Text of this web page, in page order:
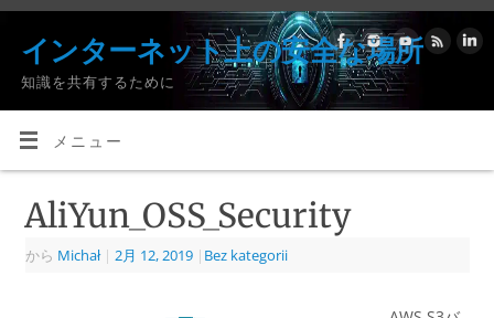
インターネット上の安全な場所
知識を共有するために
メニュー
AliYun_OSS_Security
から Michał | 2月 12, 2019 | Bez kategorii